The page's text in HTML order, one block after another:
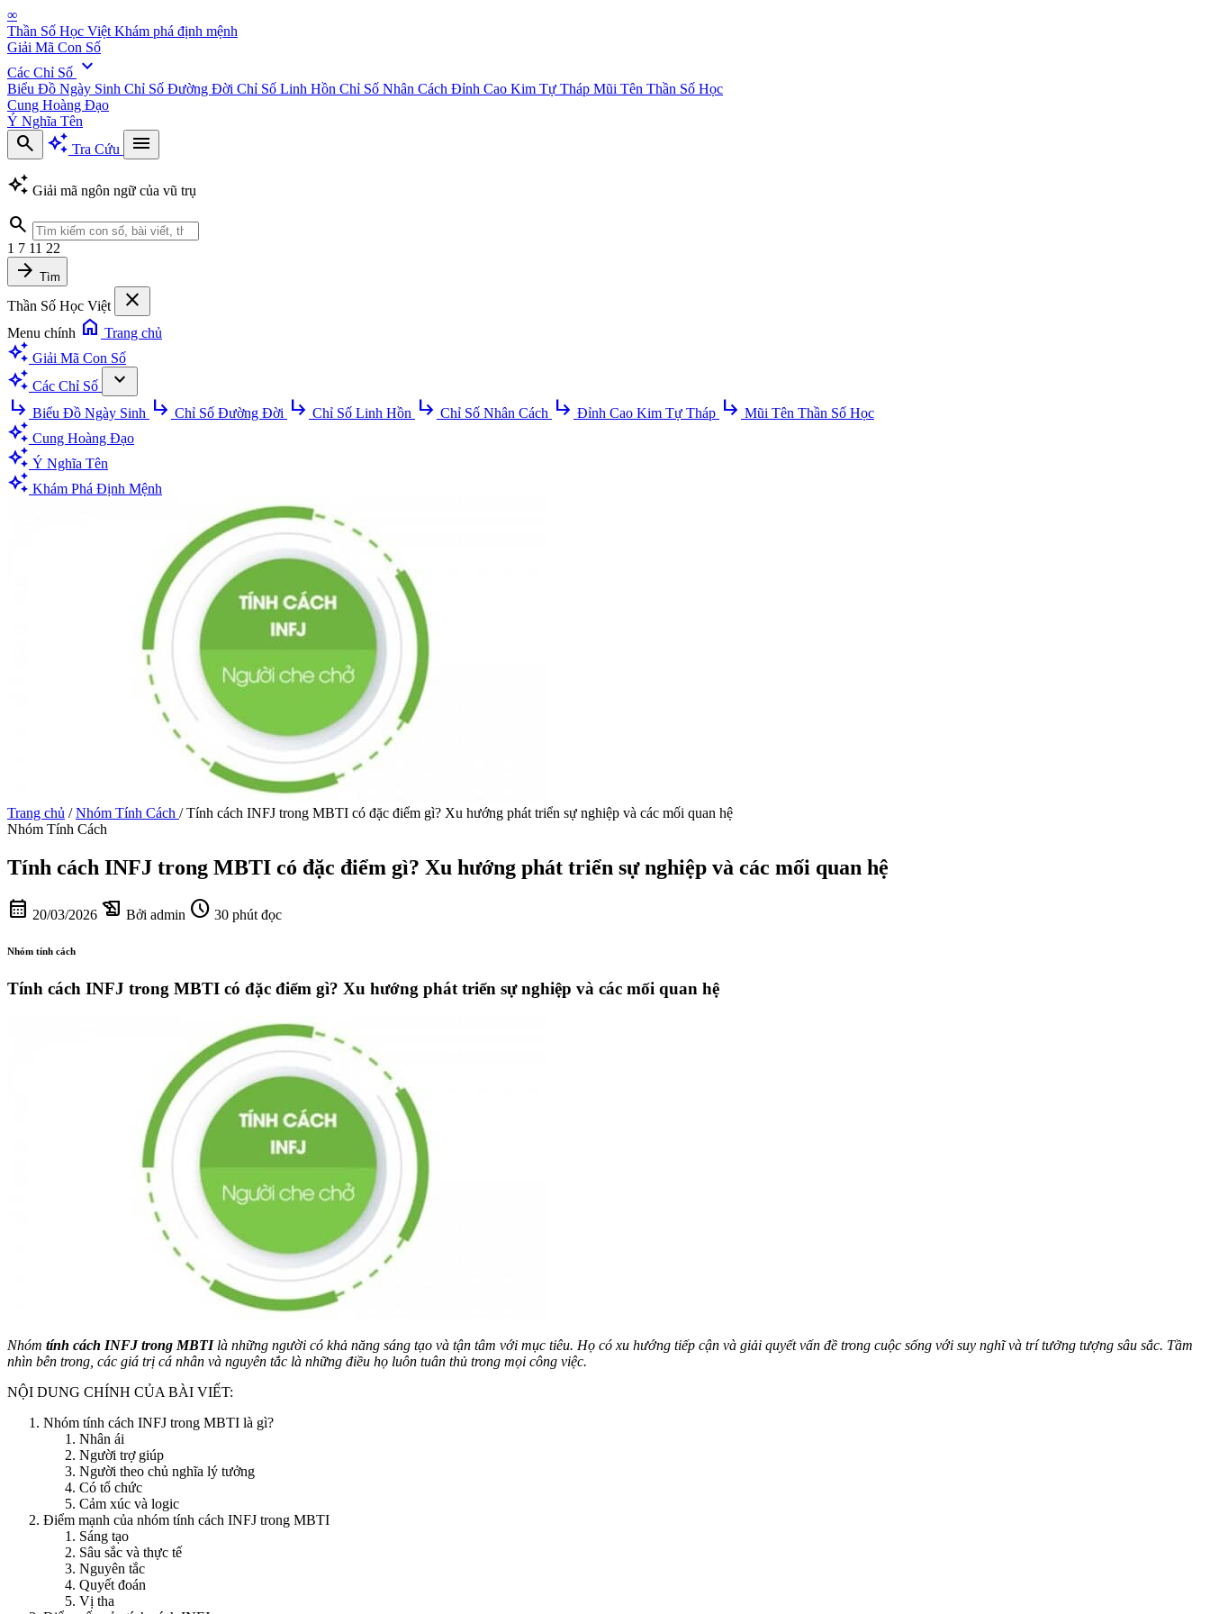
∞
Thần Số Học Việt Khám phá định mệnh
Giải Mã Con Số
Các Chỉ Số expand_more
Biểu Đồ Ngày Sinh Chỉ Số Đường Đời Chỉ Số Linh Hồn Chỉ Số Nhân Cách Đỉnh Cao Kim Tự Tháp Mũi Tên Thần Số Học
Cung Hoàng Đạo
Ý Nghĩa Tên
search auto_awesome Tra Cứu
menu
auto_awesome Giải mã ngôn ngữ của vũ trụ
search
1 7 11 22
arrow_forward Tìm
Thần Số Học Việt close
Menu chính home Trang chủ
auto_awesome Giải Mã Con Số
auto_awesome Các Chỉ Số
expand_more
subdirectory_arrow_right Biểu Đồ Ngày Sinh subdirectory_arrow_right Chỉ Số Đường Đời subdirectory_arrow_right Chỉ Số Linh Hồn subdirectory_arrow_right Chỉ Số Nhân Cách subdirectory_arrow_right Đỉnh Cao Kim Tự Tháp subdirectory_arrow_right Mũi Tên Thần Số Học
auto_awesome Cung Hoàng Đạo
auto_awesome Ý Nghĩa Tên
auto_awesome Khám Phá Định Mệnh
Trang chủ / Nhóm Tính Cách / Tính cách INFJ trong MBTI có đặc điểm gì? Xu hướng phát triển sự nghiệp và các mối quan hệ
Nhóm Tính Cách
Tính cách INFJ trong MBTI có đặc điểm gì? Xu hướng phát triển sự nghiệp và các mối quan hệ
calendar_month 20/03/2026 history_edu Bởi admin schedule 30 phút đọc
Nhóm tính cách
Tính cách INFJ trong MBTI có đặc điểm gì? Xu hướng phát triển sự nghiệp và các mối quan hệ
Nhóm tính cách INFJ trong MBTIlà những người có khả năng sáng tạo và tận tâm với mục tiêu. Họ có xu hướng tiếp cận và giải quyết vấn đề trong cuộc sống với suy nghĩ và trí tưởng tượng sâu sắc. Tầm
nhìn bên trong, các giá trị cá nhân và nguyên tắc là những điều họ luôn tuân thủ trong mọi công việc.
NỘI DUNG CHÍNH CỦA BÀI VIẾT:
Nhóm tính cách INFJ trong MBTI là gì?
Nhân ái
Người trợ giúp
Người theo chủ nghĩa lý tưởng
Có tổ chức
Cảm xúc và logic
Điểm mạnh của nhóm tính cách INFJ trong MBTI
Sáng tạo
Sâu sắc và thực tế
Nguyên tắc
Quyết đoán
Vị tha